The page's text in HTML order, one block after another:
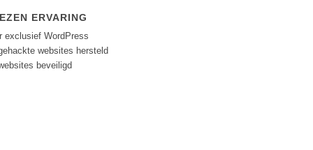
ERVARING
exclusief WordPress
websites hersteld
beveiligd